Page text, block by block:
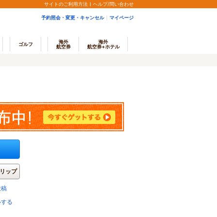
サイトのご利用方法 ヘルプ/問い合わせ
予約照会・変更・キャンセル マイページ
ゴルフ
海外
航空券
海外
航空券+ホテル
ップ
る